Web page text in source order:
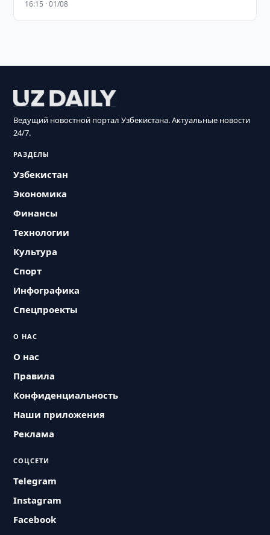
16:15 · 01/08
Ведущий новостной портал Узбекистана. Актуальные новости
24/7.
РАЗДЕЛЫ
Узбекистан
Экономика
Финансы
Технологии
Культура
Спорт
Инфографика
Спецпроекты
О НАС
О нас
Правила
Конфиденциальность
Наши приложения
Реклама
СОЦСЕТИ
Telegram
Instagram
Facebook